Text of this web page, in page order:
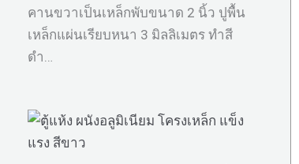
คานขวาเป็นเหล็กพับขนาด 2 นิ้ว ปูพื้น
เหล็กแผ่นเรียบหนา 3 มิลลิเมตร ทำสี
ดำ…